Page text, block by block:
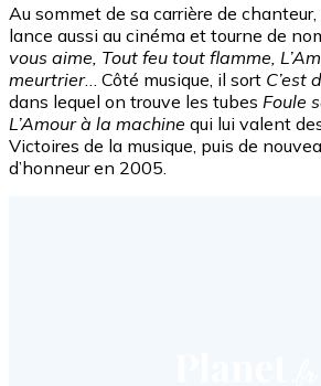
Au sommet de sa carrière de
lance aussi au cinéma et tourne de
vous aime, Tout feu tout flamme,
meurtrier… Côté musique, il sort C’est
dans lequel on trouve les tubes Foule
L’Amour à la machine qui lui valent
Victoires de la musique, puis de
d’honneur en 2005.